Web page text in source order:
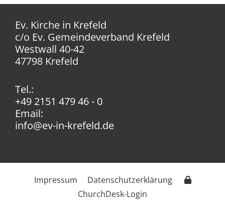
Ev. Kirche in Krefeld
c/o Ev. Gemeindeverband Krefeld
Westwall 40-42
47798 Krefeld
Tel.:
+49 2151 479 46 - 0
Email:
info@ev-in-krefeld.de
Impressum
Datenschutzerklärung
ChurchDesk-Login